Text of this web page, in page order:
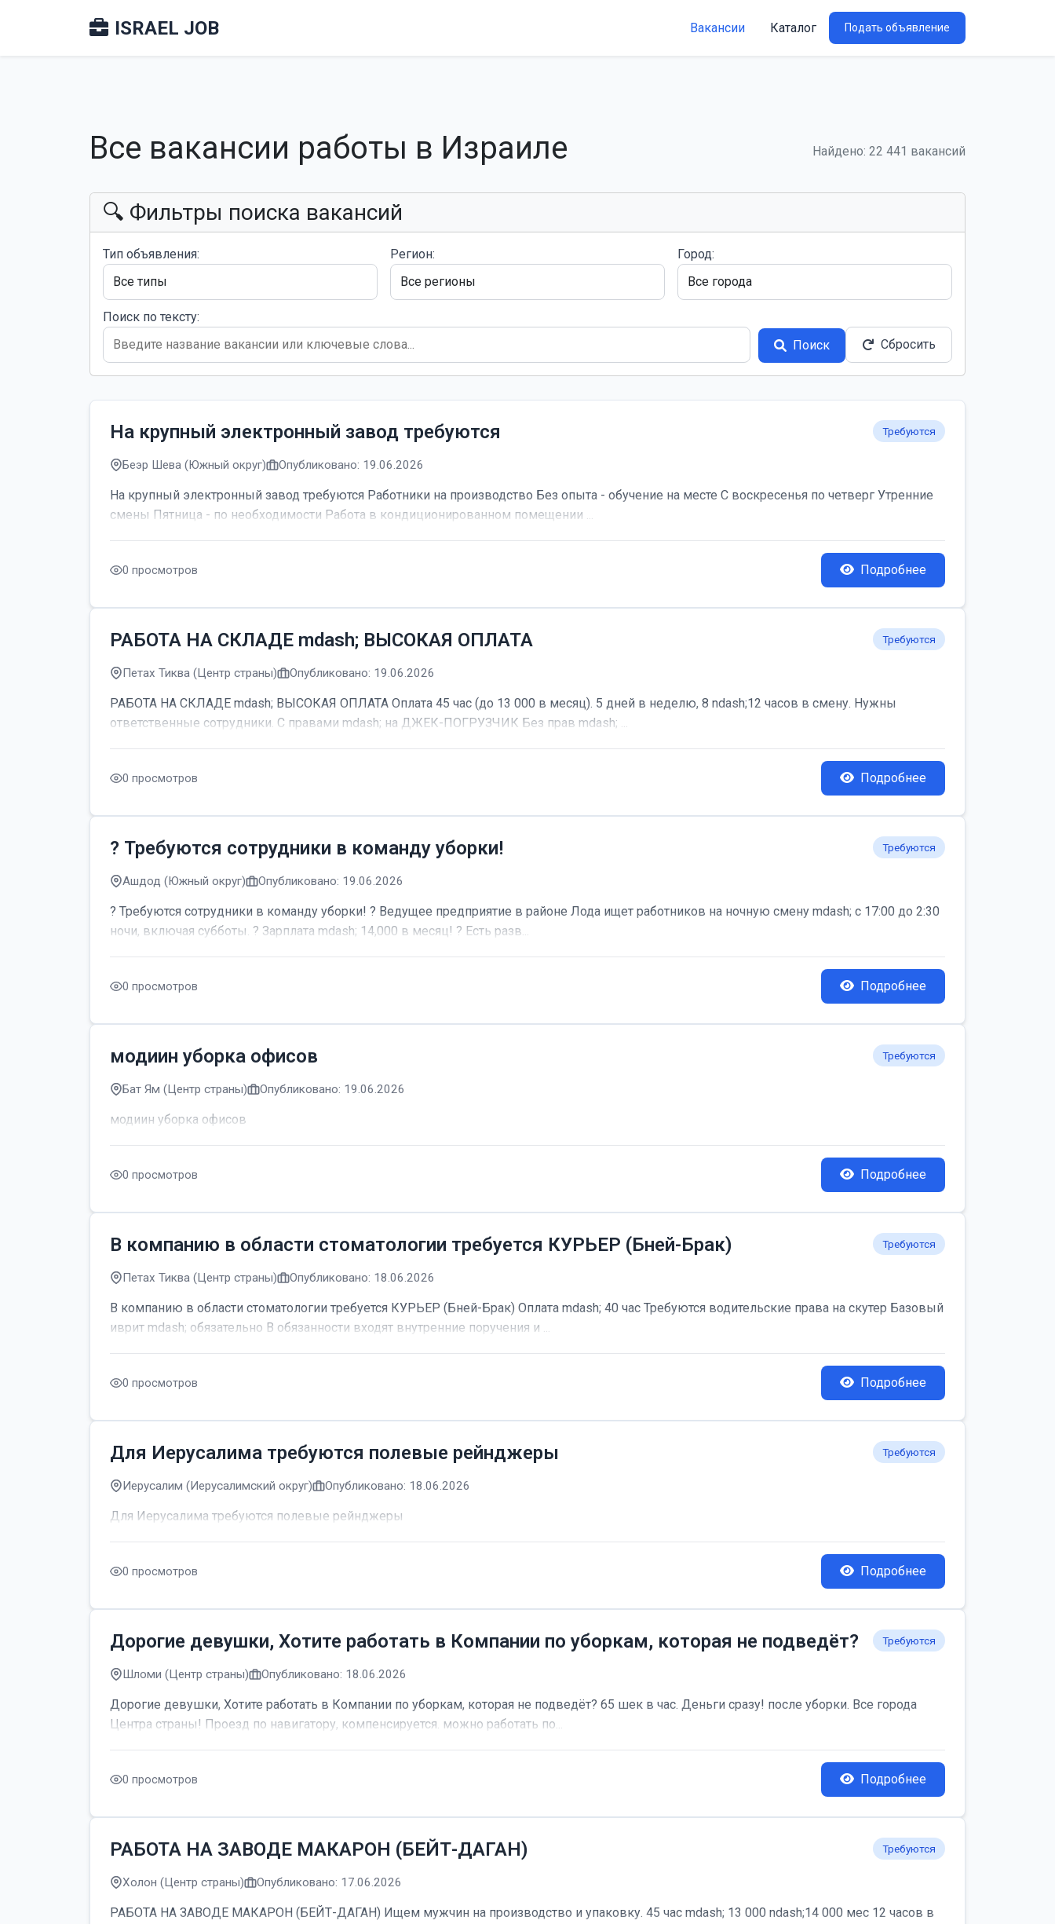
ISRAEL JOB Вакансии Каталог Подать объявление
Все вакансии работы в Израиле Найдено: 22 441 вакансий
🔍 Фильтры поиска вакансий
Тип объявления: Регион: Город:
Поиск по тексту:
Поиск
Сбросить
На крупный электронный завод требуются Требуются
Беэр Шева (Южный округ) Опубликовано: 19.06.2026
На крупный электронный завод требуются Работники на производство Без опыта - обучение на месте С воскресенья по четверг Утренние
смены Пятница - по необходимости Работа в кондиционированном помещении ...
0 просмотров Подробнее
РАБОТА НА СКЛАДЕ mdash; ВЫСОКАЯ ОПЛАТА Требуются
Петах Тиква (Центр страны) Опубликовано: 19.06.2026
РАБОТА НА СКЛАДЕ mdash; ВЫСОКАЯ ОПЛАТА Оплата 45 час (до 13 000 в месяц). 5 дней в неделю, 8 ndash;12 часов в смену. Нужны
ответственные сотрудники. С правами mdash; на ДЖЕК-ПОГРУЗЧИК Без прав mdash; ...
0 просмотров Подробнее
? Требуются сотрудники в команду уборки! Требуются
Ашдод (Южный округ) Опубликовано: 19.06.2026
? Требуются сотрудники в команду уборки! ? Ведущее предприятие в районе Лода ищет работников на ночную смену mdash; с 17:00 до 2:30
ночи, включая субботы. ? Зарплата mdash; 14,000 в месяц! ? Есть разв...
0 просмотров Подробнее
модиин уборка офисов Требуются
Бат Ям (Центр страны) Опубликовано: 19.06.2026
модиин уборка офисов
0 просмотров Подробнее
В компанию в области стоматологии требуется КУРЬЕР (Бней-Брак) Требуются
Петах Тиква (Центр страны) Опубликовано: 18.06.2026
В компанию в области стоматологии требуется КУРЬЕР (Бней-Брак) Оплата mdash; 40 час Требуются водительские права на скутер Базовый
иврит mdash; обязательно В обязанности входят внутренние поручения и ...
0 просмотров Подробнее
Для Иерусалима требуются полевые рейнджеры Требуются
Иерусалим (Иерусалимский округ) Опубликовано: 18.06.2026
Для Иерусалима требуются полевые рейнджеры
0 просмотров Подробнее
Дорогие девушки, Хотите работать в Компании по уборкам, которая не подведёт? Требуются
Шломи (Центр страны) Опубликовано: 18.06.2026
Дорогие девушки, Хотите работать в Компании по уборкам, которая не подведёт? 65 шек в час. Деньги сразу! после уборки. Все города
Центра страны! Проезд по навигатору, компенсируется. можно работать по...
0 просмотров Подробнее
РАБОТА НА ЗАВОДЕ МАКАРОН (БЕЙТ-ДАГАН) Требуются
Холон (Центр страны) Опубликовано: 17.06.2026
РАБОТА НА ЗАВОДЕ МАКАРОН (БЕЙТ-ДАГАН) Ищем мужчин на производство и упаковку. 45 час mdash; 13 000 ndash;14 000 мес 12 часов в